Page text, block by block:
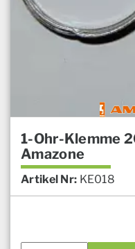
1-Ohr-Klemme
Amazone
Artikel Nr: KE018